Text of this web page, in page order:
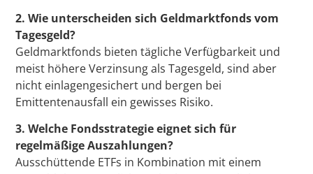
2. Wie unterscheiden sich Geldmarktfonds vom
Tagesgeld?
Geldmarktfonds bieten tägliche Verfügbarkeit und
meist höhere Verzinsung als Tagesgeld, sind aber
nicht einlagengesichert und bergen bei
Emittentenausfall ein gewisses Risiko.
3. Welche Fondsstrategie eignet sich für
regelmäßige Auszahlungen?
Ausschüttende ETFs in Kombination mit einem